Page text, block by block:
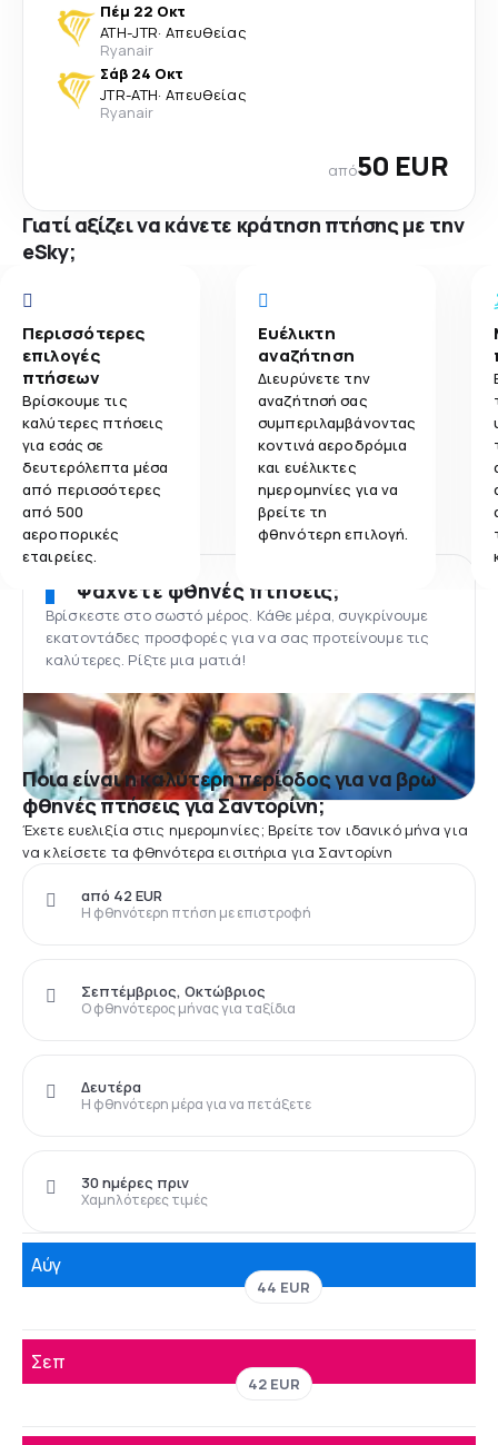
Πέμ 22 Οκτ
ATH-JTR· Απευθείας
Ryanair
Σάβ 24 Οκτ
JTR-ATH· Απευθείας
Ryanair
από50 EUR
Γιατί αξίζει να κάνετε κράτηση πτήσης με την
eSky;
Περισσότερες
επιλογές
πτήσεων
Βρίσκουμε τις
καλύτερες πτήσεις
για εσάς σε
δευτερόλεπτα μέσα
από περισσότερες
από 500
αεροπορικές
εταιρείες.
Ευέλικτη
αναζήτηση
Διευρύνετε την
αναζήτησή σας
συμπεριλαμβάνοντας
κοντινά αεροδρόμια
και ευέλικτες
ημερομηνίες για να
βρείτε τη
φθηνότερη επιλογή.
Ψάχνετε φθηνές πτήσεις;
Βρίσκεστε στο σωστό μέρος. Κάθε μέρα, συγκρίνουμε
εκατοντάδες προσφορές για να σας προτείνουμε τις
καλύτερες. Ρίξτε μια ματιά!
Ποια είναι η καλύτερη περίοδος για να βρω
φθηνές πτήσεις για Σαντορίνη;
Έχετε ευελιξία στις ημερομηνίες; Βρείτε τον ιδανικό μήνα για
να κλείσετε τα φθηνότερα εισιτήρια για Σαντορίνη
Η φθηνότερη πτήση με επιστροφή
από 42 EUR
Ο φθηνότερος μήνας για ταξίδια
Σεπτέμβριος, Οκτώβριος
Η φθηνότερη μέρα για να πετάξετε
Δευτέρα
Χαμηλότερες τιμές
30 ημέρες πριν
Αύγ
44 EUR
Σεπ
42 EUR